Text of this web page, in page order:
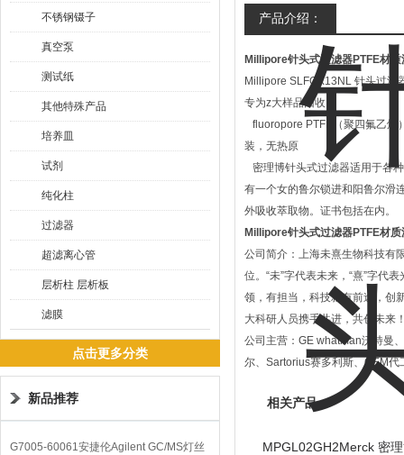
不锈钢镊子
真空泵
测试纸
其他特殊产品
培养皿
试剂
纯化柱
过滤器
超滤离心管
层析柱 层析板
滤膜
点击更多分类
新品推荐
G7005-60061安捷伦Agilent GC/MS灯丝
产品介绍：
Millipore针头式过滤器PTFE材质
Millipore SLFGX13NL 针头过滤
专为z大样品回收
fluoropore PTFE（聚四氟乙烯
装，无热原
密理博针头式过滤器适用于各
有一个女的鲁尔锁进和阳鲁尔滑
外吸收萃取物。证书包括在内。
Millipore针头式过滤器PTFE材质
公司简介：上海未熹生物科技有
位。“未”字代表未来，“熹”字代
领，有担当，科技就有前途，创
大科研人员携手共进，共创未来
公司主营：GE whatman沃特曼
尔、Sartorius赛多利斯、OEM
相关产品
MPGL02GH2Merck 密